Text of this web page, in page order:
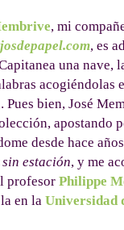
, mi
, es
una nave,
acogiéndolas
Pues bien, José
apostando
desde hace
estación, y me
profesor Philippe
en la Universidad